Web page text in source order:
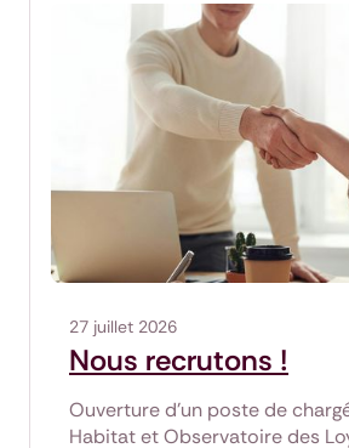
Nous recrutons !
27 juillet 2026
Ouverture d'un poste de
Habitat et Observatoire des